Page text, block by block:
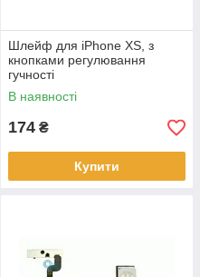
Шлейф для iPhone XS, з
кнопками регулювання
гучності
В наявності
174 ₴
Купити